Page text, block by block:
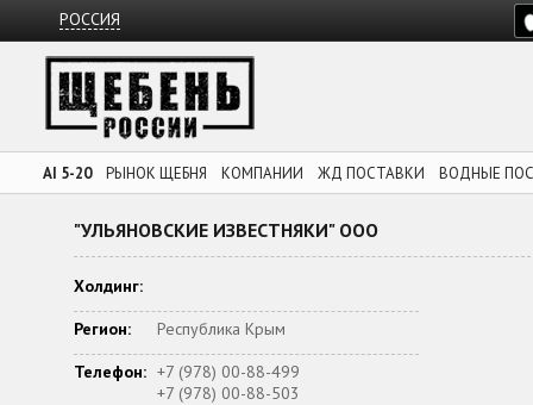
РОССИЯ
AI 5-20 РЫНОК ЩЕБНЯ КОМПАНИИ ЖД ПОСТАВКИ ВОДНЫЕ
"УЛЬЯНОВСКИЕ ИЗВЕСТНЯКИ" ООО
Холдинг:
Регион:
Республика Крым
Телефон: +7 (978) 00-88-499
+7 (978) 00-88-503